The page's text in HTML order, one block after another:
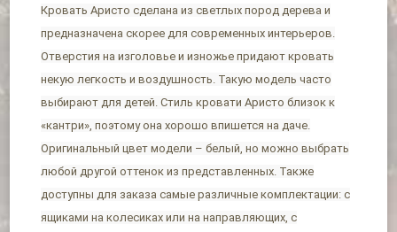
Кровать Аристо сделана из светлых пород дерева и
предназначена скорее для современных интерьеров.
Отверстия на изголовье и изножье придают кровать
некую легкость и воздушность. Такую модель часто
выбирают для детей. Стиль кровати Аристо близок к
«кантри», поэтому она хорошо впишется на даче.
Оригинальный цвет модели – белый, но можно выбрать
любой другой оттенок из представленных. Также
доступны для заказа самые различные комплектации: с
ящиками на колесиках или на направляющих, с